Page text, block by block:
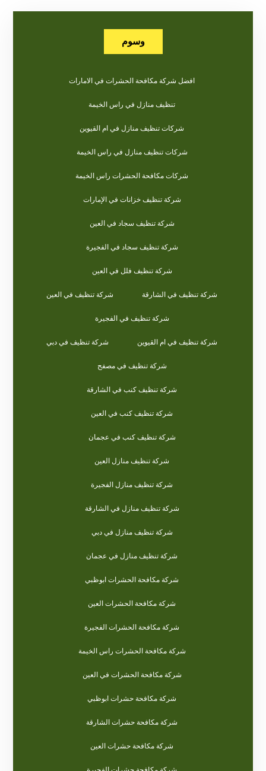
وسوم
افضل شركة مكافحة الحشرات في الامارات
تنظيف منازل في راس الخيمة
شركات تنظيف منازل في ام القيوين
شركات تنظيف منازل في راس الخيمة
شركات مكافحة الحشرات راس الخيمة
شركة تنظيف خزانات في الإمارات
شركة تنظيف سجاد في العين
شركة تنظيف سجاد في الفجيرة
شركة تنظيف فلل في العين
شركة تنظيف في الشارقة شركة تنظيف في العين
شركة تنظيف في الفجيرة
شركة تنظيف في ام القيوين شركة تنظيف في دبي
شركة تنظيف في مصفح
شركة تنظيف كنب في الشارقة
شركة تنظيف كنب في العين
شركة تنظيف كنب في عجمان
شركة تنظيف منازل العين
شركة تنظيف منازل الفجيرة
شركة تنظيف منازل في الشارقة
شركة تنظيف منازل في دبي
شركة تنظيف منازل في عجمان
شركة مكافحة الحشرات ابوظبي
شركة مكافحة الحشرات العين
شركة مكافحة الحشرات الفجيرة
شركة مكافحة الحشرات راس الخيمة
شركة مكافحة الحشرات في العين
شركة مكافحة حشرات ابوظبي
شركة مكافحة حشرات الشارقة
شركة مكافحة حشرات العين